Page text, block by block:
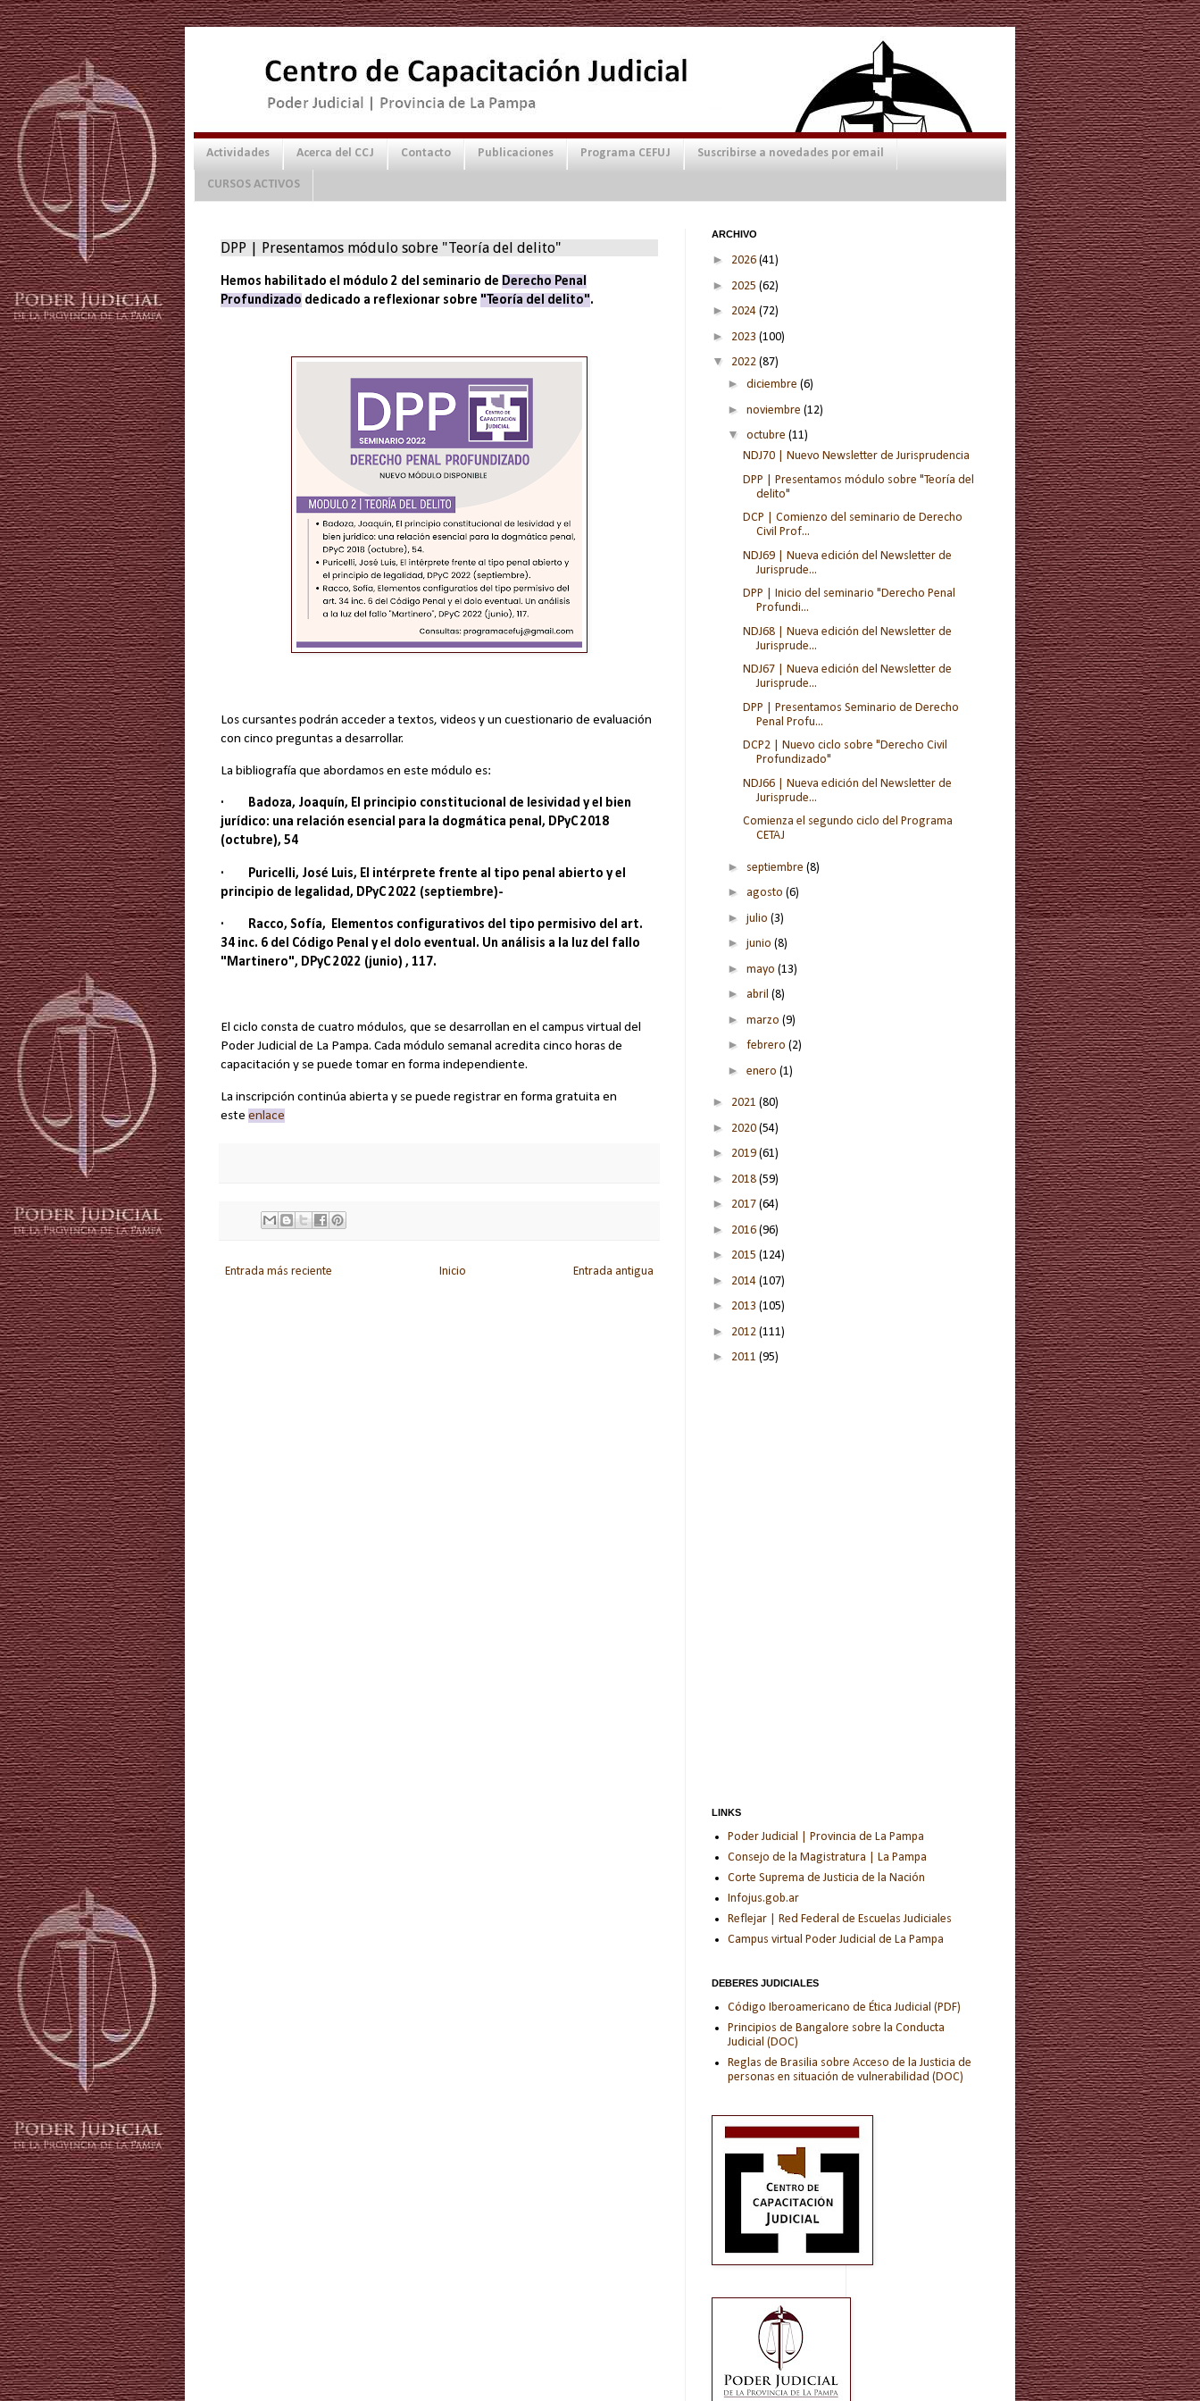
Actividades Acerca del CCJ Contacto Publicaciones Programa CEFUJ Suscribirse a novedades por email
CURSOS ACTIVOS
DPP | Presentamos módulo sobre "Teoría del delito"
Hemos habilitado el módulo 2 del seminario de Derecho Penal
Profundizado dedicado a reflexionar sobre "Teoría del delito".
Los cursantes podrán acceder a textos, videos y un cuestionario de evaluación
con cinco preguntas a desarrollar.
La bibliografía que abordamos en este módulo es:
· Badoza, Joaquín, El principio constitucional de lesividad y el bien
jurídico: una relación esencial para la dogmática penal, DPyC 2018
(octubre), 54
· Puricelli, José Luis, El intérprete frente al tipo penal abierto y el
principio de legalidad, DPyC 2022 (septiembre)-
· Racco, Sofía, Elementos configurativos del tipo permisivo del art.
34 inc. 6 del Código Penal y el dolo eventual. Un análisis a la luz del fallo
"Martinero", DPyC 2022 (junio) , 117.
El ciclo consta de cuatro módulos, que se desarrollan en el campus virtual del
Poder Judicial de La Pampa. Cada módulo semanal acredita cinco horas de
capacitación y se puede tomar en forma independiente.
La inscripción continúa abierta y se puede registrar en forma gratuita en
este enlace
Entrada más reciente Entrada antigua
Inicio
ARCHIVO
► 2026 (41)
► 2025 (62)
► 2024 (72)
► 2023 (100)
▼ 2022 (87)
► diciembre (6)
► noviembre (12)
▼ octubre (11)
NDJ70 | Nuevo Newsletter de Jurisprudencia
DPP | Presentamos módulo sobre "Teoría del
delito"
DCP | Comienzo del seminario de Derecho
Civil Prof...
NDJ69 | Nueva edición del Newsletter de
Jurisprude...
DPP | Inicio del seminario "Derecho Penal
Profundi...
NDJ68 | Nueva edición del Newsletter de
Jurisprude...
NDJ67 | Nueva edición del Newsletter de
Jurisprude...
DPP | Presentamos Seminario de Derecho
Penal Profu...
DCP2 | Nuevo ciclo sobre "Derecho Civil
Profundizado"
NDJ66 | Nueva edición del Newsletter de
Jurisprude...
Comienza el segundo ciclo del Programa
CETAJ
► septiembre (8)
► agosto (6)
► julio (3)
► junio (8)
► mayo (13)
► abril (8)
► marzo (9)
► febrero (2)
► enero (1)
► 2021 (80)
► 2020 (54)
► 2019 (61)
► 2018 (59)
► 2017 (64)
► 2016 (96)
► 2015 (124)
► 2014 (107)
► 2013 (105)
► 2012 (111)
► 2011 (95)
LINKS
Poder Judicial | Provincia de La Pampa
Consejo de la Magistratura | La Pampa
Corte Suprema de Justicia de la Nación
Infojus.gob.ar
Reflejar | Red Federal de Escuelas Judiciales
Campus virtual Poder Judicial de La Pampa
DEBERES JUDICIALES
Código Iberoamericano de Ética Judicial (PDF)
Principios de Bangalore sobre la Conducta
Judicial (DOC)
Reglas de Brasilia sobre Acceso de la Justicia de
personas en situación de vulnerabilidad (DOC)